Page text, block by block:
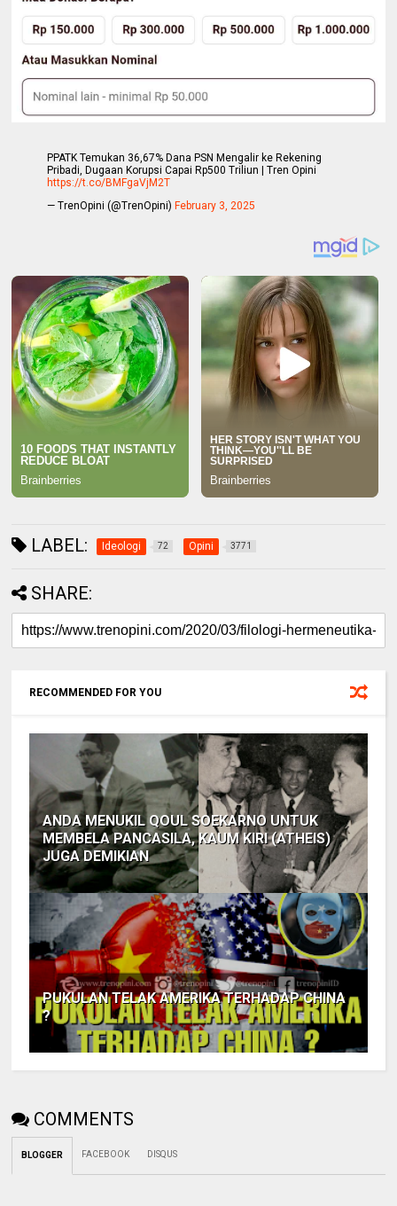
PPATK Temukan 36,67% Dana PSN Mengalir ke Rekening
Pribadi, Dugaan Korupsi Capai Rp500 Triliun | Tren Opini
https://t.co/BMFgaVjM2T
— TrenOpini (@TrenOpini) February 3, 2025
LABEL: Ideologi 72 Opini 3771
SHARE:
RECOMMENDED FOR YOU
ANDA MENUKIL QOUL SOEKARNO UNTUK
MEMBELA PANCASILA, KAUM KIRI (ATHEIS)
JUGA DEMIKIAN
PUKULAN TELAK AMERIKA TERHADAP CHINA
?
COMMENTS
BLOGGER FACEBOOK DISQUS